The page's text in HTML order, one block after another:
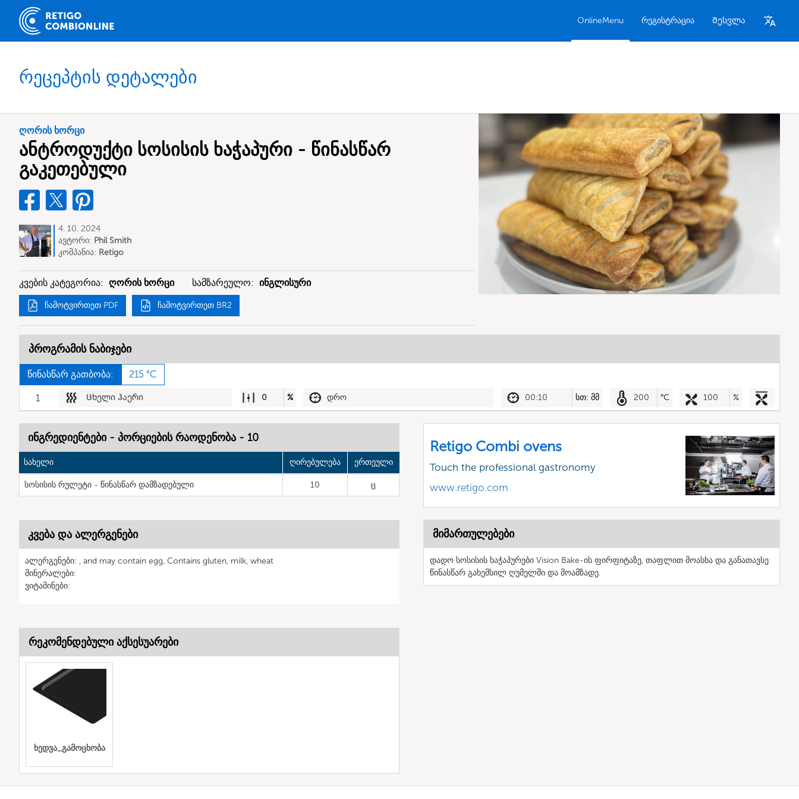
OnlineMenu რეგისტრაცია Შესვლა
რეცეპტის დეტალები
ღორის ხორცი
ანტროდუქტი სოსისის ხაჭაპური - წინასწარ
გაკეთებული
4. 10. 2024
ავტორი: Phil Smith
კომპანია: Retigo
კვების კატეგორია: ღორის ხორცი სამზარეულო: ინგლისური
ჩამოტვირთეთ PDF ჩამოტვირთეთ BR2
პროგრამის ნაბიჯები
წინასწარ გათბობა: 215 °C
1 Ცხელი ჰაერი 0 % დრო 00:10 სთ: მმ 200 °C 100 %
ინგრედიენტები - პორციების რაოდენობა - 10
სახელი ღირებულება ერთეული
სოსისის რულეტი - წინასწარ დამზადებული 10 ც
კვება და ალერგენები
ალერგენები: , and may contain egg, Contains gluten, milk, wheat
მინერალები:
ვიტამინები:
Retigo Combi ovens
Touch the professional gastronomy
www.retigo.com
მიმართულებები
დადო სოსისის ხაჭაპურები Vision Bake-ის ფირფიტაზე, თაფლით მოასხა და განათავსე
წინასწარ გახემსილ ღუმელში და მოამზადე.
რეკომენდებული აქსესუარები
ხედვა_გამოცხობა